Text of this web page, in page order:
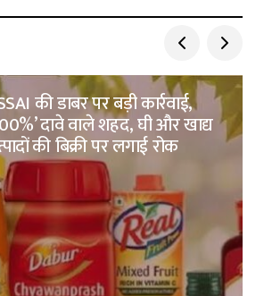
की डाबर पर बड़ी कार्रवाई,
दावे वाले शहद, घी और खाद्य
की बिक्री पर लगाई रोक